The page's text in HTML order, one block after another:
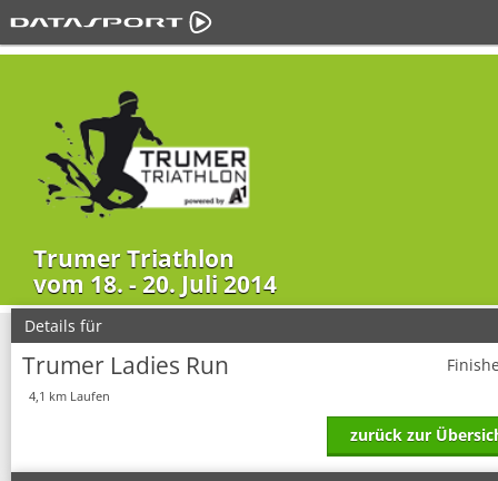
Trumer Triathlon
vom 18. - 20. Juli 2014
Details für
Trumer Ladies Run
4,1 km Laufen
zurück zur